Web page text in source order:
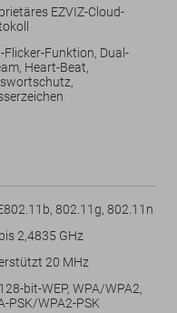
EZVIZ-Cloud-
Flicker-Funktion, Dual-
Heart-Beat,
802.11g, 802.11n
2,4835 GHz
20 MHz
bit-WEP, WPA/WPA2,
PSK/WPA2-PSK